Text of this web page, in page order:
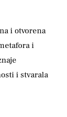
i otvorena
i
i stvarala